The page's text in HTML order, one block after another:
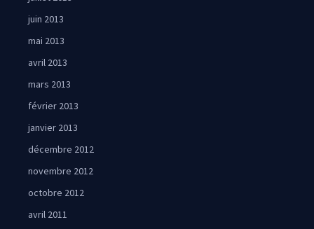
juin 2013
mai 2013
avril 2013
mars 2013
février 2013
janvier 2013
décembre 2012
novembre 2012
octobre 2012
avril 2011